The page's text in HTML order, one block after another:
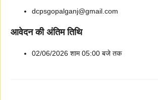
dcpsgopalganj@gmail.com
आवेदन की अंतिम तिथि
02/06/2026 शाम 05:00 बजे तक